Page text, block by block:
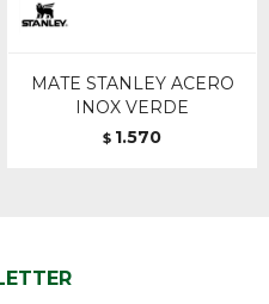
MATE STANLEY ACERO
INOX VERDE
$ 1.570